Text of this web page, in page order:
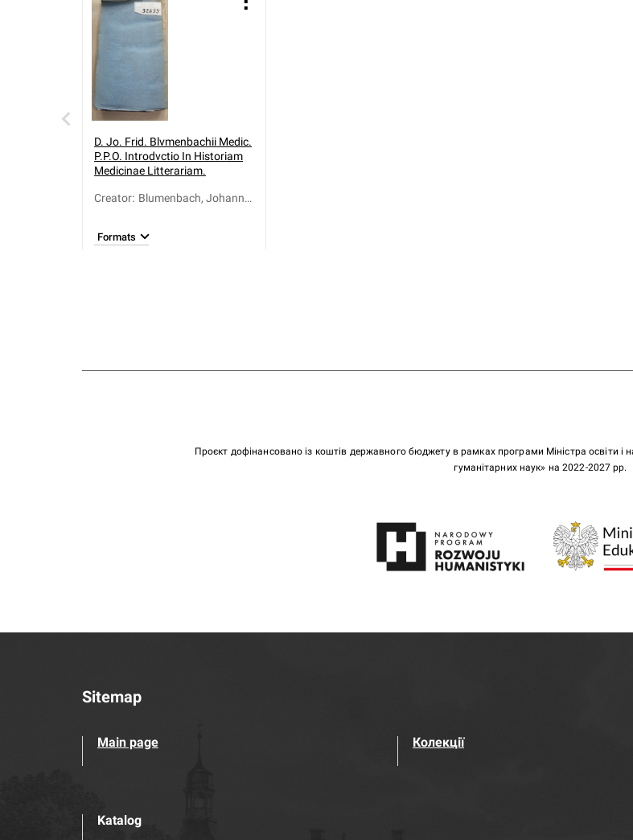
D. Jo. Frid. Blvmenbachii Medic.
P.P.O. Introdvctio In Historiam
Medicinae Litterariam.
Creator: Blumenbach, Johann
Formats
Проєкт дофінансовано із коштів державного бюджету в рамках програми Міністра освіти
гуманітарних наук» на 2022-2027 рр.
Sitemap
Main page Колекції
Katalog